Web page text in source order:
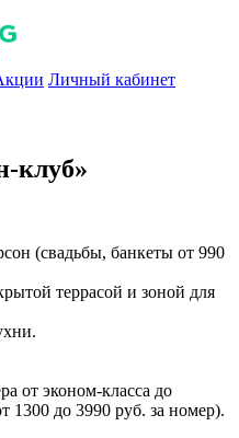
Личный кабинет
клуб»
(свадьбы, банкеты от 990
террасой и зоной для
от эконом-класса до
1300 до 3990 руб. за номер).